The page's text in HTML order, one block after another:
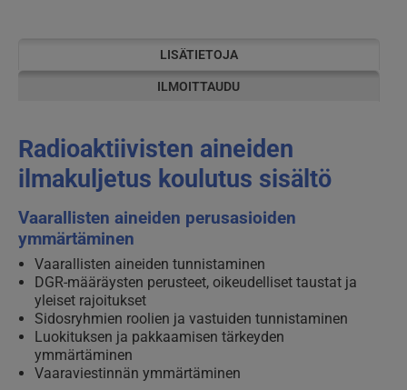
LISÄTIETOJA
ILMOITTAUDU
Radioaktiivisten aineiden
ilmakuljetus koulutus sisältö
Vaarallisten aineiden perusasioiden
ymmärtäminen
Vaarallisten aineiden tunnistaminen
DGR-määräysten perusteet, oikeudelliset taustat ja
yleiset rajoitukset
Sidosryhmien roolien ja vastuiden tunnistaminen
Luokituksen ja pakkaamisen tärkeyden
ymmärtäminen
Vaaraviestinnän ymmärtäminen